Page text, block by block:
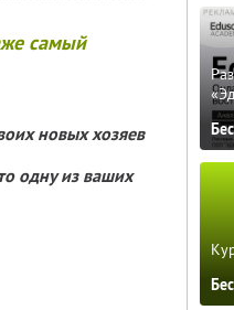
самый
новых хозяев
одну из ваших